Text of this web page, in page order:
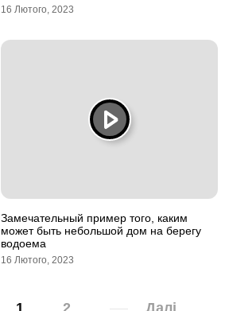
16 Лютого, 2023
Замечательный пример того, каким
может быть небольшой дом на берегу
водоема
16 Лютого, 2023
1 2 Далі